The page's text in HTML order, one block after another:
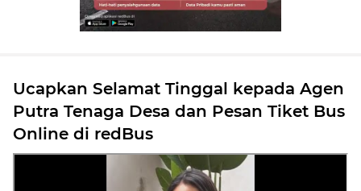
Ucapkan Selamat Tinggal kepada Agen
Putra Tenaga Desa dan Pesan Tiket Bus
Online di redBus